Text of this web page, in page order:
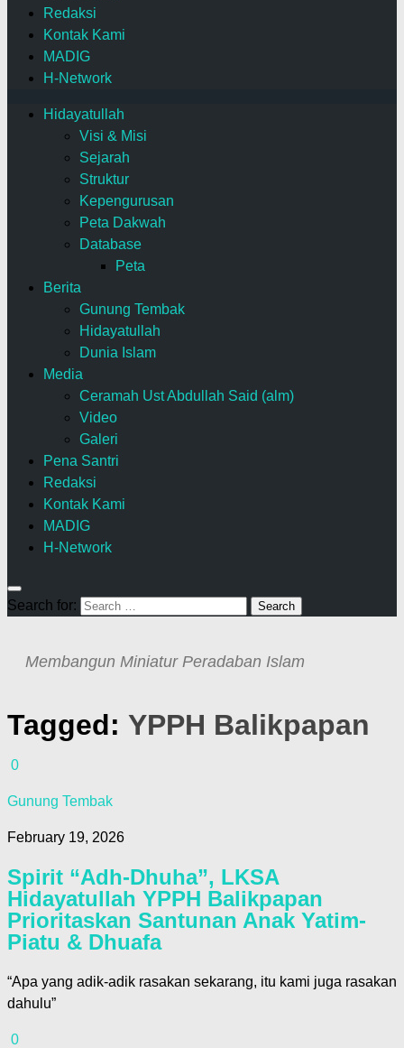
Redaksi
Kontak Kami
MADIG
H-Network
Hidayatullah
Visi & Misi
Sejarah
Struktur
Kepengurusan
Peta Dakwah
Database
Peta
Berita
Gunung Tembak
Hidayatullah
Dunia Islam
Media
Ceramah Ust Abdullah Said (alm)
Video
Galeri
Pena Santri
Redaksi
Kontak Kami
MADIG
H-Network
Search for:
Membangun Miniatur Peradaban Islam
Tagged: YPPH Balikpapan
0
Gunung Tembak
February 19, 2026
Spirit “Adh-Dhuha”, LKSA
Hidayatullah YPPH Balikpapan
Prioritaskan Santunan Anak Yatim-
Piatu & Dhuafa
“Apa yang adik-adik rasakan sekarang, itu kami juga rasakan
dahulu”
0